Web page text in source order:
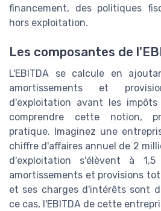
financement, des politiques
hors exploitation.
Les composantes de
L'EBITDA se calcule en
amortissements et
d'exploitation avant les
comprendre cette notion,
pratique. Imaginez une
chiffre d'affaires annuel de 2
d'exploitation s'élèvent à
amortissements et provisions
et ses charges d'intérêts sont
ce cas, l'EBITDA de cette